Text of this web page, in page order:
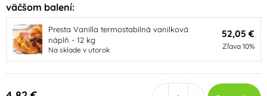
väčšom balení:
Presta Vanilla termostabilná vanilková
náplň - 12 kg
Na sklade v utorok
52,05 €
Zľava 10%